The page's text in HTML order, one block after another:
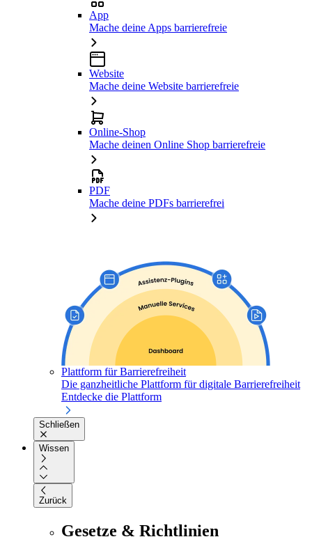
App
Mache deine Apps barrierefreie
Website
Mache deine Website barrierefreie
Online-Shop
Mache deinen Online Shop barrierefreie
PDF
Mache deine PDFs barrierefrei
Plattform für Barrierefreiheit
Die ganzheitliche Plattform für digitale Barrierefreiheit
Entdecke die Plattform
Schließen
Wissen
Zurück
Gesetze & Richtlinien